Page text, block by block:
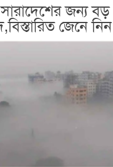
জন্য বড়
জেনে নিন